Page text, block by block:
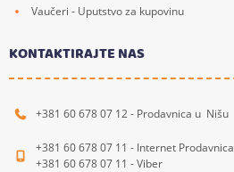
Vaučeri - Uputstvo za kupovinu
KONTAKTIRAJTE NAS
+381 60 678 07 12 - Prodavnica u Nišu
+381 60 678 07 11 - Internet Prodavnica
+381 60 678 07 11 - Viber